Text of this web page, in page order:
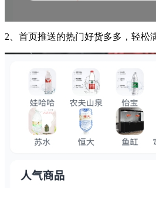
2、首页推送的热门好货多多，轻松